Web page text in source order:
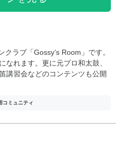
ラブ「Gossy’s Room」です。
なれます。更に元プロ和太鼓、
講習会などのコンテンツも公開
コミュニティ